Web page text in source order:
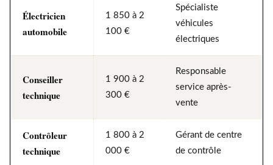
Électricien
automobile
1 850 à 2
100 €
Spécialiste
véhicules
électriques
Conseiller
technique
1 900 à 2
300 €
Responsable
service après-
vente
Contrôleur
technique
1 800 à 2
000 €
Gérant de centre
de contrôle